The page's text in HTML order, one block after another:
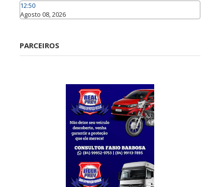
12:50
Agosto 08, 2026
PARCEIROS